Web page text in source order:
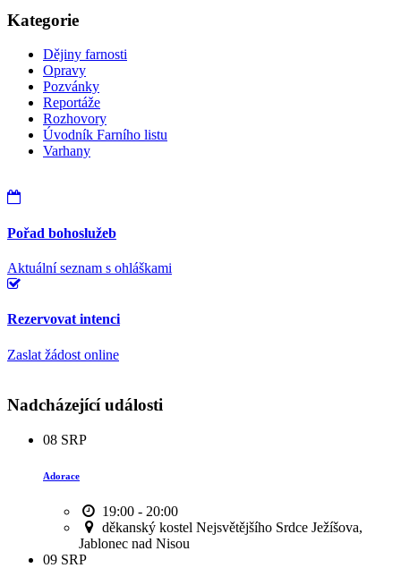
Kategorie
Dějiny farnosti
Opravy
Pozvánky
Reportáže
Rozhovory
Úvodník Farního listu
Varhany
Pořad bohoslužeb
Aktuální seznam s ohláškami
Rezervovat intenci
Zaslat žádost online
Nadcházející události
08 SRP
Adorace
19:00 - 20:00
děkanský kostel Nejsvětějšího Srdce Ježíšova,
Jablonec nad Nisou
09 SRP